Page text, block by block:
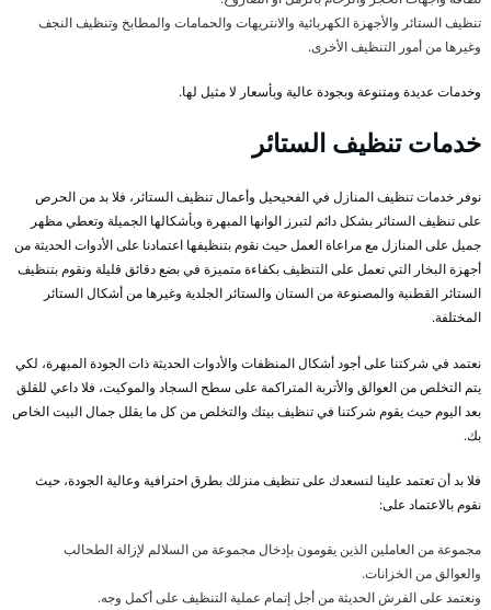
تنظيف الستائر والأجهزة الكهربائية والانتريهات والحمامات والمطابخ وتنظيف النجف
وغيرها من أمور التنظيف الأخرى.
وخدمات عديدة ومتنوعة وبجودة عالية وبأسعار لا مثيل لها.
خدمات تنظيف الستائر
نوفر خدمات تنظيف المنازل في الفحيحيل وأعمال تنظيف الستائر، فلا بد من الحرص
على تنظيف الستائر بشكل دائم لتبرز الوانها المبهرة وبأشكالها الجميلة وتعطي مظهر
جميل على المنازل مع مراعاة العمل حيث نقوم بتنظيفها اعتمادنا على الأدوات الحديثة من
أجهزة البخار التي تعمل على التنظيف بكفاءة متميزة في بضع دقائق قليلة ونقوم بتنظيف
الستائر القطنية والمصنوعة من الستان والستائر الجلدية وغيرها من أشكال الستائر
المختلفة.
نعتمد في شركتنا على أجود أشكال المنظفات والأدوات الحديثة ذات الجودة المبهرة، لكي
يتم التخلص من العوالق والأتربة المتراكمة على سطح السجاد والموكيت، فلا داعي للقلق
بعد اليوم حيث يقوم شركتنا في تنظيف بيتك والتخلص من كل ما يقلل جمال البيت الخاص
بك.
فلا بد أن تعتمد علينا لنسعدك على تنظيف منزلك بطرق احترافية وعالية الجودة، حيث
نقوم بالاعتماد على:
مجموعة من العاملين الذين يقومون بإدخال مجموعة من السلالم لإزالة الطحالب
والعوالق من الخزانات.
ونعتمد على الفرش الحديثة من أجل إتمام عملية التنظيف على أكمل وجه.